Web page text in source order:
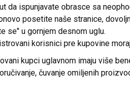
da ispunjavate obrasce sa
posetite naše stranice,
se" u gornjem desnom uglu.
korisnici pre kupovine
kupci uglavnom imaju više
čuvanje omiljenih